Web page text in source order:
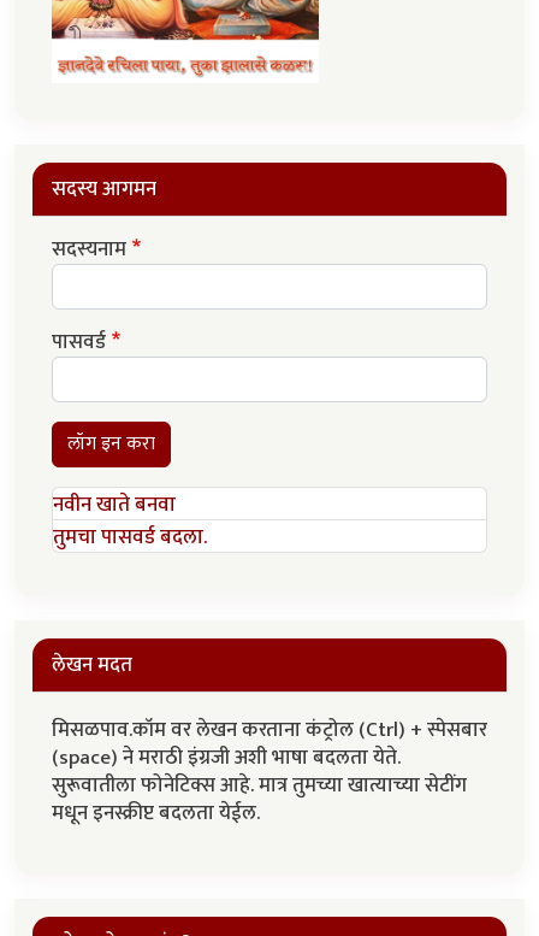
सदस्य आगमन
सदस्यनाम
पासवर्ड
लॉग इन करा
नवीन खाते बनवा
तुमचा पासवर्ड बदला.
लेखन मदत
मिसळपाव.कॉम वर लेखन करताना कंट्रोल (Ctrl) + स्पेसबार
(space) ने मराठी इंग्रजी अशी भाषा बदलता येते.
सुरूवातीला फोनेटिक्स आहे. मात्र तुमच्या खात्याच्या सेटींग
मधून इनस्क्रीप्ट बदलता येईल.